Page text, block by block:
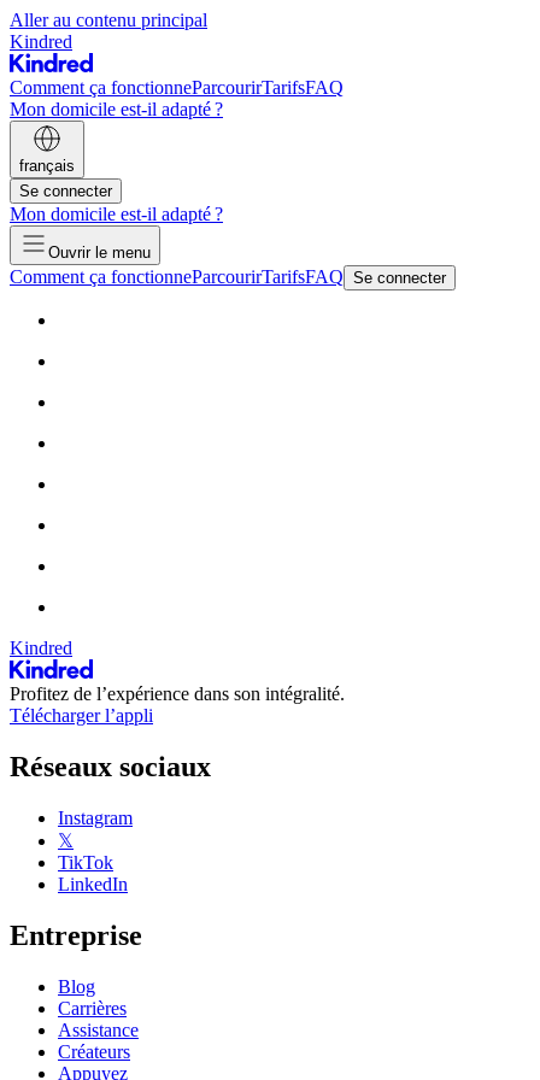
Aller au contenu principal
Kindred
Comment ça fonctionneParcourirTarifsFAQ
Mon domicile est-il adapté ?
français
Se connecter
Mon domicile est-il adapté ?
Ouvrir le menu
Comment ça fonctionneParcourirTarifsFAQ Se connecter
Kindred
Profitez de l’expérience dans son intégralité.
Télécharger l’appli
Réseaux sociaux
Instagram
𝕏
TikTok
LinkedIn
Entreprise
Blog
Carrières
Assistance
Créateurs
Appuyez